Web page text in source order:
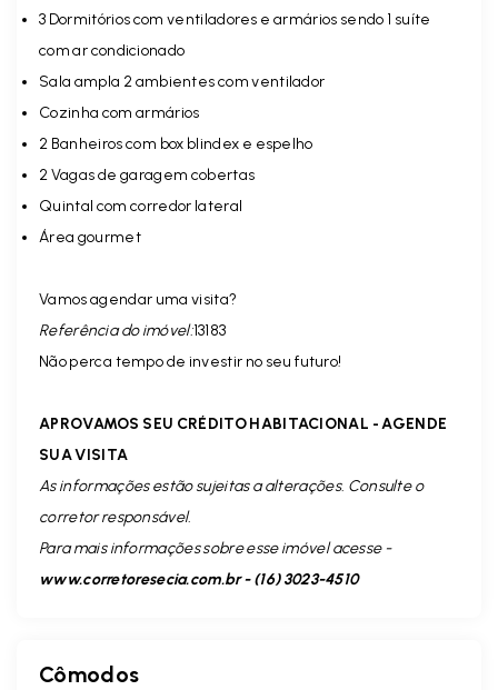
3 Dormitórios com ventiladores e armários sendo 1 suíte
com ar condicionado
Sala ampla 2 ambientes com ventilador
Cozinha com armários
2 Banheiros com box blindex e espelho
2 Vagas de garagem cobertas
Quintal com corredor lateral
Área gourmet
Vamos agendar uma visita?
Referência do imóvel:13183
Não perca tempo de investir no seu futuro!
APROVAMOS SEU CRÉDITO HABITACIONAL - AGENDE
SUA VISITA
As informações estão sujeitas a alterações. Consulte o
corretor responsável.
Para mais informações sobre esse imóvel acesse -
www.corretoresecia.com.br - (16) 3023-4510
Cômodos